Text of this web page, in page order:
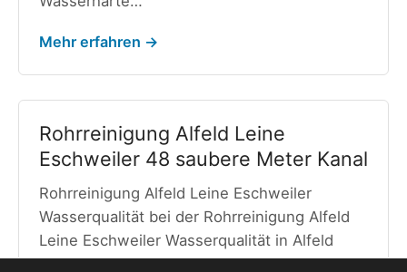
Mehr erfahren →
Rohrreinigung Alfeld Leine
Eschweiler 48 saubere Meter Kanal
Rohrreinigung Alfeld Leine Eschweiler
Wasserqualität bei der Rohrreinigung Alfeld
Leine Eschweiler Wasserqualität in Alfeld
Leine…